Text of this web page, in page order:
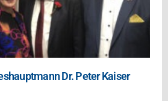
Dr. Peter Kaiser